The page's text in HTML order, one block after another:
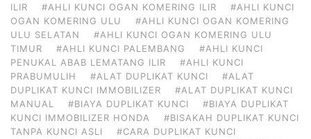
ILIR
#AHLI KUNCI OGAN KOMERING ILIR
#AHLI KUNCI
OGAN KOMERING ULU
#AHLI KUNCI OGAN KOMERING
ULU SELATAN
#AHLI KUNCI OGAN KOMERING ULU
TIMUR
#AHLI KUNCI PALEMBANG
#AHLI KUNCI
PENUKAL ABAB LEMATANG ILIR
#AHLI KUNCI
PRABUMULIH
#ALAT DUPLIKAT KUNCI
#ALAT
DUPLIKAT KUNCI IMMOBILIZER
#ALAT DUPLIKAT KUNCI
MANUAL
#BIAYA DUPLIKAT KUNCI
#BIAYA DUPLIKAT
KUNCI IMMOBILIZER HONDA
#BISAKAH DUPLIKAT KUNCI
TANPA KUNCI ASLI
#CARA DUPLIKAT KUNCI